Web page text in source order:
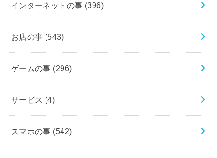
インターネットの事 (396)
お店の事 (543)
ゲームの事 (296)
サービス (4)
スマホの事 (542)